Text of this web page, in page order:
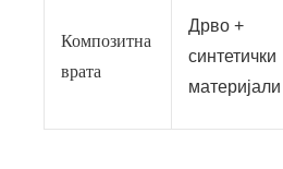
Композитна
врата
Дрво +
синтетички
материјали